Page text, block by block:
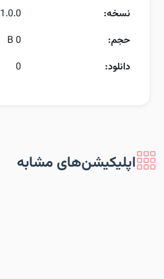
نسخه:
1.0.0
حجم:
0 B
دانلود:
0
اپلیکیشن‌های مشابه